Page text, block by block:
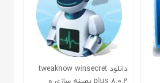
دانلود tweaknow winsecret